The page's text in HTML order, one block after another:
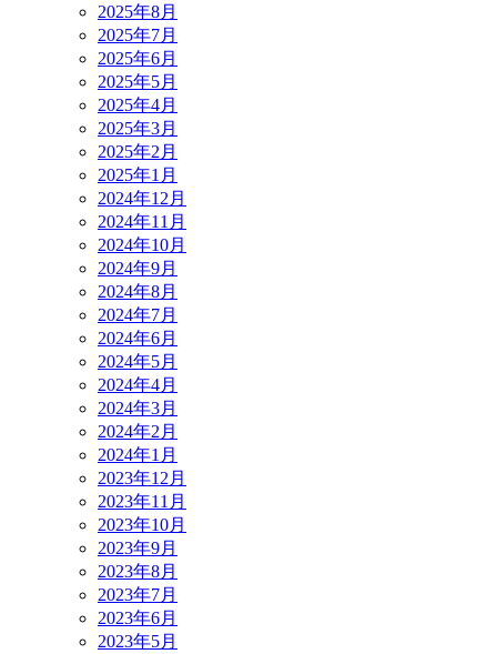
2025年8月
2025年7月
2025年6月
2025年5月
2025年4月
2025年3月
2025年2月
2025年1月
2024年12月
2024年11月
2024年10月
2024年9月
2024年8月
2024年7月
2024年6月
2024年5月
2024年4月
2024年3月
2024年2月
2024年1月
2023年12月
2023年11月
2023年10月
2023年9月
2023年8月
2023年7月
2023年6月
2023年5月